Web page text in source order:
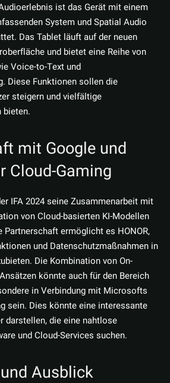
ist das Gerät mit einem
System und Spatial Audio
Das Tablet läuft auf der neuen
und bietet eine Reihe von
Voice-to-Text und
Diese Funktionen sollen die
steigern und vielfältige
bieten.
mit Google und
Cloud-Gaming
IFA 2024 seine Zusammenarbeit mit
von Cloud-basierten KI-Modellen
Partnerschaft ermöglicht es HONOR,
und Datenschutzmaßnahmen in
Die Kombination von On-
könnte auch für den Bereich
in Verbindung mit Microsofts
sein. Dies könnte eine interessante
darstellen, die eine nahtlose
und Cloud-Services suchen.
Ausblick